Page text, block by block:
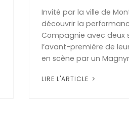
Invité par la ville de
découvrir la
Compagnie avec deux
l’avant-première de
en scène par un
LIRE L'ARTICLE